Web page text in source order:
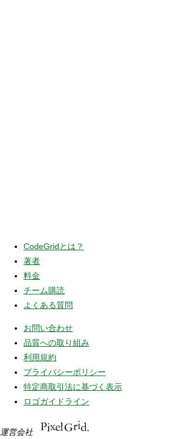
CodeGridとは？
著者
料金
チーム購読
よくある質問
お問い合わせ
品質への取り組み
利用規約
プライバシーポリシー
特定商取引法に基づく表示
ロゴガイドライン
運営会社